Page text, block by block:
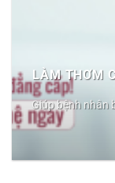
LÀM THƠM
Giúp bệnh nhân